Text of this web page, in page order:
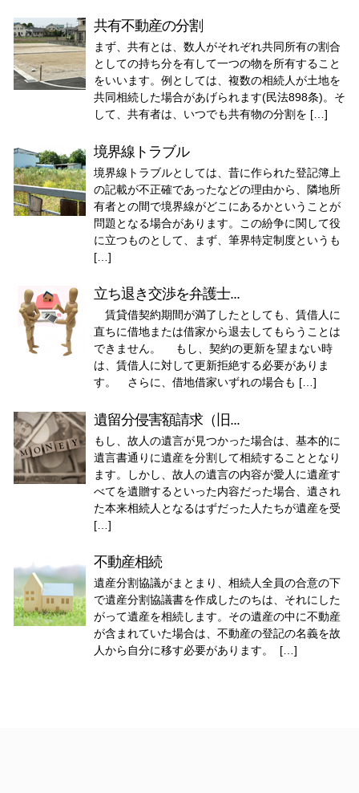
共有不動産の分割
まず、共有とは、数人がそれぞれ共同所有の割合
としての持ち分を有して一つの物を所有すること
をいいます。例としては、複数の相続人が土地を
共同相続した場合があげられます(民法898条)。そ
して、共有者は、いつでも共有物の分割を […]
境界線トラブル
境界線トラブルとしては、昔に作られた登記簿上
の記載が不正確であったなどの理由から、隣地所
有者との間で境界線がどこにあるかということが
問題となる場合があります。この紛争に関して役
に立つものとして、まず、筆界特定制度というも
[…]
立ち退き交渉を弁護士...
賃貸借契約期間が満了したとしても、賃借人に
直ちに借地または借家から退去してもらうことは
できません。 もし、契約の更新を望まない時
は、賃借人に対して更新拒絶する必要がありま
す。 さらに、借地借家いずれの場合も […]
遺留分侵害額請求（旧...
もし、故人の遺言が見つかった場合は、基本的に
遺言書通りに遺産を分割して相続することとなり
ます。しかし、故人の遺言の内容が愛人に遺産す
べてを遺贈するといった内容だった場合、遺され
た本来相続人となるはずだった人たちが遺産を受
[…]
不動産相続
遺産分割協議がまとまり、相続人全員の合意の下
で遺産分割協議書を作成したのちは、それにした
がって遺産を相続します。その遺産の中に不動産
が含まれていた場合は、不動産の登記の名義を故
人から自分に移す必要があります。 […]